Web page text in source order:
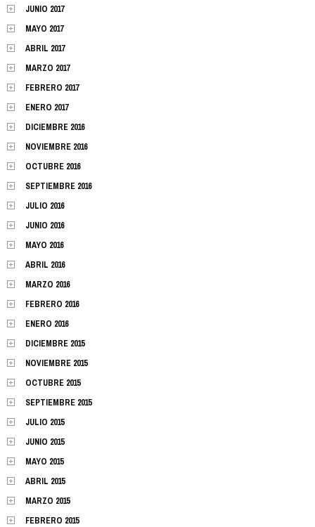
JUNIO 2017
MAYO 2017
ABRIL 2017
MARZO 2017
FEBRERO 2017
ENERO 2017
DICIEMBRE 2016
NOVIEMBRE 2016
OCTUBRE 2016
SEPTIEMBRE 2016
JULIO 2016
JUNIO 2016
MAYO 2016
ABRIL 2016
MARZO 2016
FEBRERO 2016
ENERO 2016
DICIEMBRE 2015
NOVIEMBRE 2015
OCTUBRE 2015
SEPTIEMBRE 2015
JULIO 2015
JUNIO 2015
MAYO 2015
ABRIL 2015
MARZO 2015
FEBRERO 2015